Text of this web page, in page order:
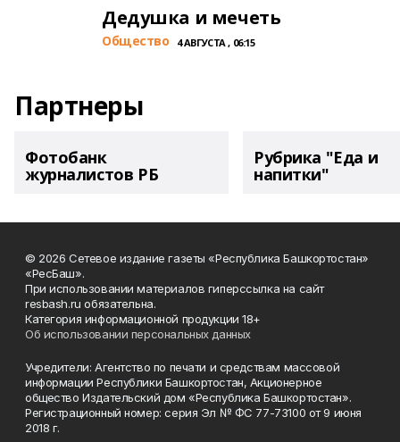
Дедушка и мечеть
Общество 4 АВГУСТА , 06:15
Партнеры
Фотобанк
журналистов РБ
Рубрика "Еда и
напитки"
© 2026 Сетевое издание газеты «Республика Башкортостан»
«РесБаш».
При использовании материалов гиперссылка на сайт
resbash.ru обязательна.
Категория информационной продукции 18+
Об использовании персональных данных
Учредители: Агентство по печати и средствам массовой
информации Республики Башкортостан, Акционерное
общество Издательский дом «Республика Башкортостан».
Регистрационный номер: серия Эл № ФС 77-73100 от 9 июня
2018 г.